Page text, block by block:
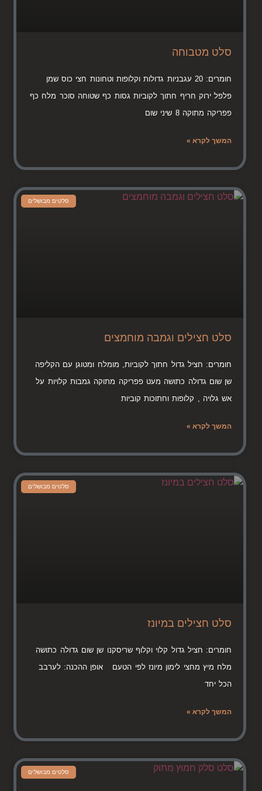
סלט מטבוחה
חומרים: 20 עגבניות גדולות וקלופות וטחונות חצי כוס שמן
פלפל ירוק חריף חתוך לקוביות גסות כף שטוחה סוכר מלח כף
פפריקה מתוקה 8 שיני שום
המשך לקרא »
סלטים מבושלים
סלט חצילים וגמבה מוחמצים
חומרים: חציל גדול חתוך לקוביות, מומלח ומטוגן עם הקליפה
שן שום גדולה כתושה מעט פפריקה מתוקה גמבות קלויות על
אש גלויה , קלופות וחתוכות קוביות
המשך לקרא »
סלטים מבושלים
סלט חצילים במיונז
חומרים: חציל גדול קלוי וקלוף שריסקנו שן שום גדולה כתושה
מלח מיץ מחצי לימון מיונז לפי הטעם אופן ההכנה: לערבב
הכל יחד
המשך לקרא »
סלטים מבושלים